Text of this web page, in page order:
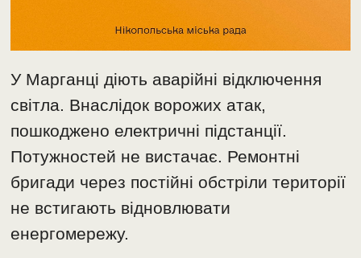
У Марганці діють аварійні відключення
світла. Внаслідок ворожих атак,
пошкоджено електричні підстанції.
Потужностей не вистачає. Ремонтні
бригади через постійні обстріли території
не встигають відновлювати
енергомережу.